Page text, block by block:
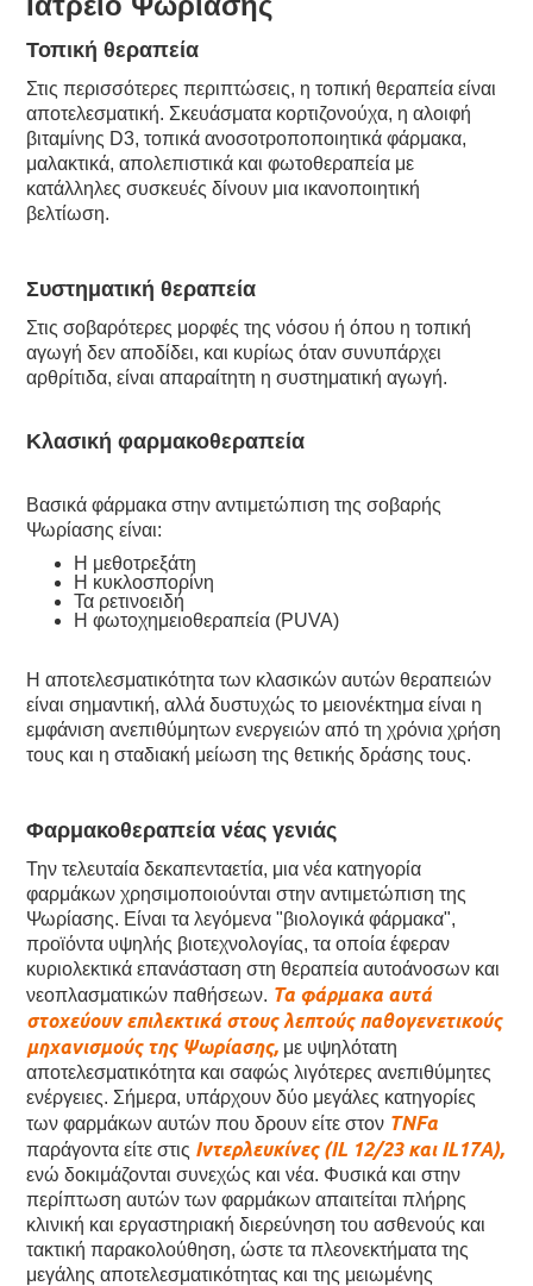
Τοπική θεραπεία
Στις περισσότερες περιπτώσεις, η τοπική θεραπεία είναι
αποτελεσματική. Σκευάσματα κορτιζονούχα, η αλοιφή
βιταμίνης D3, τοπικά ανοσοτροποποιητικά φάρμακα,
μαλακτικά, απολεπιστικά και φωτοθεραπεία με
κατάλληλες συσκευές δίνουν μια ικανοποιητική
βελτίωση.
Συστηματική θεραπεία
Στις σοβαρότερες μορφές της νόσου ή όπου η τοπική
αγωγή δεν αποδίδει, και κυρίως όταν συνυπάρχει
αρθρίτιδα, είναι απαραίτητη η συστηματική αγωγή.
Κλασική φαρμακοθεραπεία
Βασικά φάρμακα στην αντιμετώπιση της σοβαρής
Ψωρίασης είναι:
Η μεθοτρεξάτη
Η κυκλοσπορίνη
Τα ρετινοειδή
Η φωτοχημειοθεραπεία (PUVA)
Η αποτελεσματικότητα των κλασικών αυτών θεραπειών
είναι σημαντική, αλλά δυστυχώς το μειονέκτημα είναι η
εμφάνιση ανεπιθύμητων ενεργειών από τη χρόνια χρήση
τους και η σταδιακή μείωση της θετικής δράσης τους.
Φαρμακοθεραπεία νέας γενιάς
Την τελευταία δεκαπενταετία, μια νέα κατηγορία
φαρμάκων χρησιμοποιούνται στην αντιμετώπιση της
Ψωρίασης. Είναι τα λεγόμενα "βιολογικά φάρμακα",
προϊόντα υψηλής βιοτεχνολογίας, τα οποία έφεραν
κυριολεκτικά επανάσταση στη θεραπεία αυτοάνοσων και
νεοπλασματικών παθήσεων. Τα φάρμακα αυτά
στοχεύουν επιλεκτικά στους λεπτούς παθογενετικούς
μηχανισμούς της Ψωρίασης, με υψηλότατη
αποτελεσματικότητα και σαφώς λιγότερες ανεπιθύμητες
ενέργειες. Σήμερα, υπάρχουν δύο μεγάλες κατηγορίες
των φαρμάκων αυτών που δρουν είτε στον TNFα
παράγοντα είτε στις Ιντερλευκίνες (IL 12/23 και IL17Α),
ενώ δοκιμάζονται συνεχώς και νέα. Φυσικά και στην
περίπτωση αυτών των φαρμάκων απαιτείται πλήρης
κλινική και εργαστηριακή διερεύνηση του ασθενούς και
τακτική παρακολούθηση, ώστε τα πλεονεκτήματα της
μεγάλης αποτελεσματικότητας και της μειωμένης